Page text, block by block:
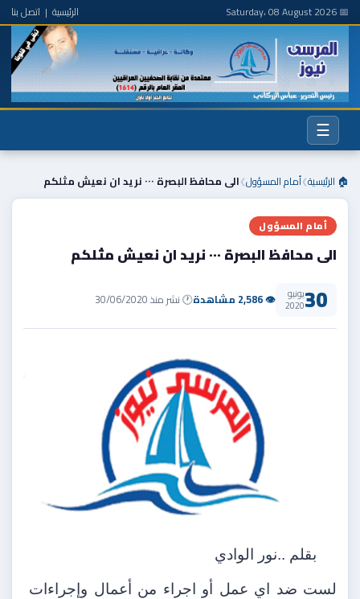
📅 Saturday، 08 August 2026 الرئيسية | اتصل بنا
☰
🏠 الرئيسية❯أمام المسؤول❯الى محافظ البصرة ٠٠٠ نريد ان نعيش مثلكم
أمام المسؤول
الى محافظ البصرة ٠٠٠ نريد ان نعيش مثلكم
30يونيو
2020 👁 2,586 مشاهدة 🕐 نشر منذ 30/06/2020
بقلم ..نور الوادي
لست ضد اي عمل أو اجراء من أعمال وإجراءات